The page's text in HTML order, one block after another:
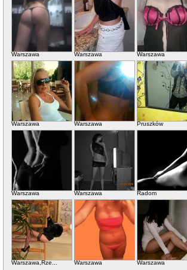
Warszawa Warszawa Warszawa
Warszawa Warszawa Pruszków
Warszawa Warszawa Radom
Warszawa,Rze... Warszawa Warszawa